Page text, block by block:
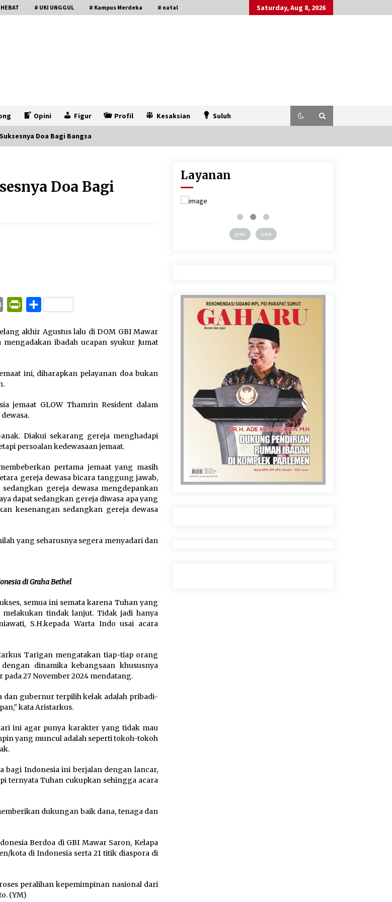
# UKI UNGGUL # Kampus Merdeka # natal Saturday, Aug 8, 2026
Opini Figur Profil Kesaksian Suluh
Doa Bagi Bangsa
Doa Bagi
Print PrintFriendly
Share
akhir Agustus lalu di DOM GBI Mawar
ibadah ucapan syukur Jumat
ini, diharapkan pelayanan doa bukan
jemaat GLOW Thamrin Resident dalam
Diakui sekarang gereja menghadapi
persoalan kedewasaan jemaat.
pertama jemaat yang masih
gereja dewasa bicara tanggung jawab,
gereja dewasa mengdepankan
dapat sedangkan gereja diwasa apa yang
kesenangan sedangkan gereja dewasa
yang seharusnya segera menyadari dan
di Graha Bethel
semua ini semata karena Tuhan yang
tindak lanjut. Tidak jadi hanya
S.H.kepada Warta Indo usai acara
Tarigan mengatakan tiap-tiap orang
dinamika kebangsaan khususnya
27 November 2024 mendatang.
dan gubernur terpilih kelak adalah pribadi-
kata Aristarkus.
ini agar punya karakter yang tidak mau
yang muncul adalah seperti tokoh-tokoh
bagi Indonesia ini berjalan dengan lancar,
ternyata Tuhan cukupkan sehingga acara
dukungan baik dana, tenaga dan
Berdoa di GBI Mawar Saron, Kelapa
kota di Indonesia serta 21 titik diaspora di
peralihan kepemimpinan nasional dari
(YM)
Layanan
prev next